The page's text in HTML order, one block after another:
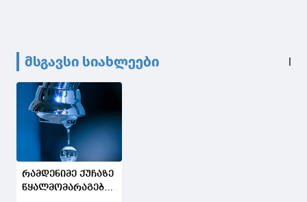
მსგავსი სიახლეები
რამდენიმე ქუჩაზე
წყალმომარაგება